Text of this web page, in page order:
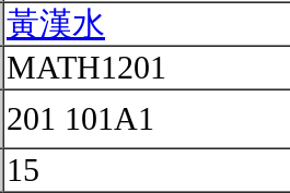
黃漢水
MATH1201
201 101A1
15